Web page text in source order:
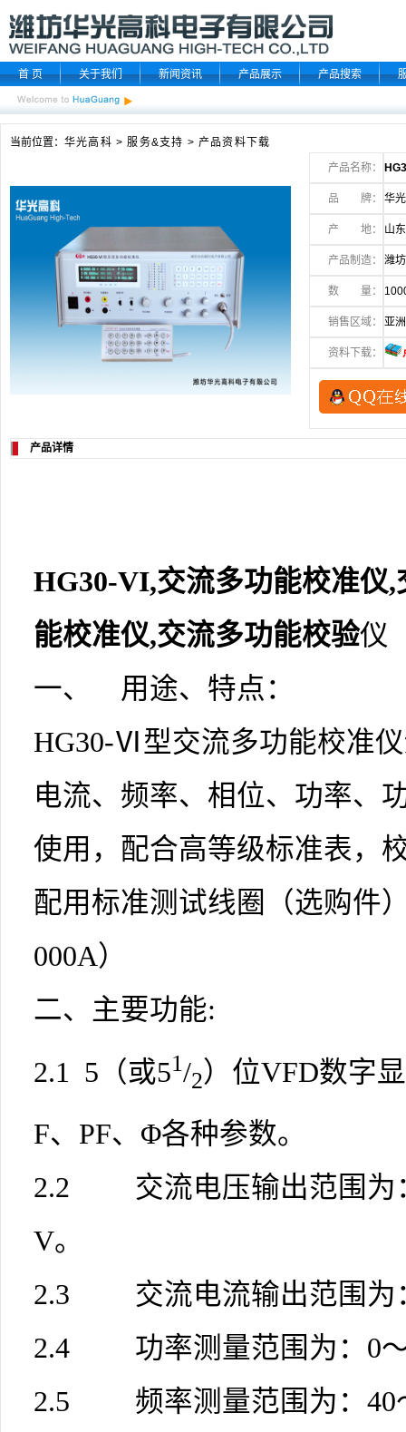
首 页 关于我们 新闻资讯 产品展示 产品搜索
当前位置： 华光高科 >服务&支持 >产品资料下载
产品名称：
品 牌： 华
产 地： 山
产品制造： 潍
数 量：
销售区域： 亚
资料下载：
产品详情
HG30-VI,交流多功能校准仪,
能校准仪,交流多功能校验仪
一、 用途、特点：
HG30-Ⅵ型交流多功能校准仪
电流、频率、相位、功率、
使用，配合高等级标准表，
配用标准测试线圈（选购件
000A）
二、主要功能:
2.1 5（或51/2）位VFD数字
F、PF、Φ各种参数。
2.2 交流电压输出范围为：
V。
2.3 交流电流输出范围为：
2.4 功率测量范围为：0～
2.5 频率测量范围为：40